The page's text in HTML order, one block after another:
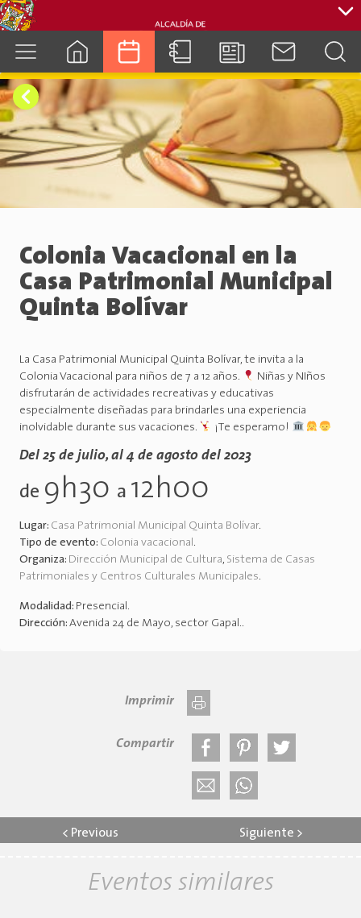
cuenca.gob.ec
Colonia Vacacional en la
Casa Patrimonial Municipal
Quinta Bolívar
La Casa Patrimonial Municipal Quinta Bolívar, te invita a la
Colonia Vacacional para niños de 7 a 12 años.
Niñas y NIños
disfrutarán de actividades recreativas y educativas
especialmente diseñadas para brindarles una experiencia
inolvidable durante sus vacaciones.
¡Te esperamo!
Del 25 de julio, al 4 de agosto del 2023
de 9h30 a 12h00
Lugar: Casa Patrimonial Municipal Quinta Bolívar.
Tipo de evento: Colonia vacacional.
Organiza: Dirección Municipal de Cultura, Sistema de Casas
Patrimoniales y Centros Culturales Municipales.
Modalidad: Presencial.
Dirección: Avenida 24 de Mayo, sector Gapal..
Imprimir
Compartir
< Previous Siguiente >
Eventos similares